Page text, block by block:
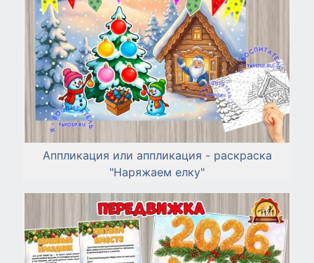
Аппликация или аппликация - раскраска
"Наряжаем елку"